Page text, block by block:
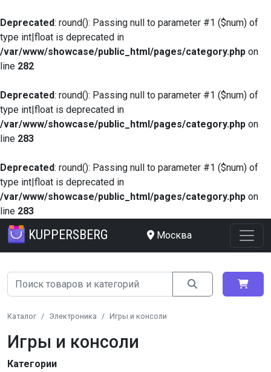
Deprecated: round(): Passing null to parameter #1 ($num) of
type int|float is deprecated in
/var/www/showcase/public_html/pages/category.php on
line 282
Deprecated: round(): Passing null to parameter #1 ($num) of
type int|float is deprecated in
/var/www/showcase/public_html/pages/category.php on
line 283
Deprecated: round(): Passing null to parameter #1 ($num) of
type int|float is deprecated in
/var/www/showcase/public_html/pages/category.php on
line 283
KUPPERSBERG Москва
Каталог Электроника Игры и консоли
Игры и консоли
Категории